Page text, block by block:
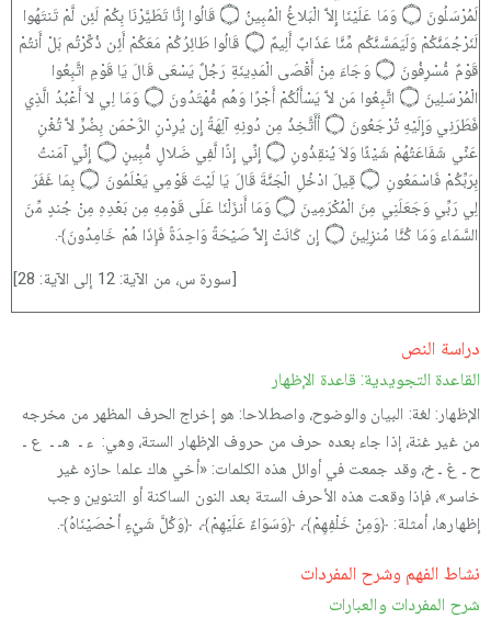
لَمُرْسَلُونَ ۝ وَمَا عَلَيْنَا إِلاَّ الْبَلاغُ الْمُبِينُ ۝ قَالُوا إِنَّا تَطَيَّرْنَا بِكُمْ لَئِن لَّمْ تَنتَهُوا
لَنَرْجُمَنَّكُمْ وَلَيَمَسَّنَّكُم مِّنَّا عَذَابٌ أَلِيمٌ ۝ قَالُوا طَائِرُكُمْ مَعَكُمْ أَئِن ذُكِّرْتُم بَلْ أَنتُمْ
قَوْمٌ مُّسْرِفُونَ ۝ وَجَاءَ مِنْ أَقْصَى الْمَدِينَةِ رَجُلٌ يَسْعَى قَالَ يَا قَوْمِ اتَّبِعُوا
الْمُرْسَلِينَ ۝ اتَّبِعُوا مَن لاَّ يَسْأَلُكُمْ أَجْرًا وَهُم مُّهْتَدُونَ ۝ وَمَا لِي لاَ أَعْبُدُ الَّذِي
فَطَرَنِي وَإِلَيْهِ تُرْجَعُونَ ۝ أَأَتَّخِذُ مِن دُونِهِ آلِهَةً إِن يُرِدْنِ الرَّحْمَن بِضُرٍّ لاَّ تُغْنِ
عَنِّي شَفَاعَتُهُمْ شَيْئًا وَلاَ يُنقِذُونِ ۝ إِنِّي إِذًا لَّفِي ضَلالٍ مُّبِينٍ ۝ إِنِّي آمَنتُ
بِرَبِّكُمْ فَاسْمَعُونِ ۝ قِيلَ ادْخُلِ الْجَنَّةَ قَالَ يَا لَيْتَ قَوْمِي يَعْلَمُونَ ۝ بِمَا غَفَرَ
لِي رَبِّي وَجَعَلَنِي مِنَ الْمُكْرَمِينَ ۝ وَمَا أَنزَلْنَا عَلَى قَوْمِهِ مِن بَعْدِهِ مِنْ جُندٍ مِّنَ
السَّمَاء وَمَا كُنَّا مُنزِلِينَ ۝ إِن كَانَتْ إِلاَّ صَيْحَةً وَاحِدَةً فَإِذَا هُمْ خَامِدُونَ﴾.
[سورة س، من الآية: 12 إلى الآية: 28]
دراسة النص
القاعدة التجويدية: قاعدة الإظهار
الإظهار: لغة: البيان والوضوح، واصطلاحا: هو إخراج الحرف المظهر من مخرجه
من غير غنة، إذا جاء بعده حرف من حروف الإظهار الستة، وهي: ء ـ هـ ـ ع ـ
ح ـ غ ـ خ، وقد جمعت في أوائل هذه الكلمات: «أخي هاك علما حازه غير
خاسر»، فإذا وقعت هذه الأحرف الستة بعد النون الساكنة أو التنوين وجب
إظهارها، أمثلة: ﴿وَمِنْ خَلْفِهِمْ﴾، ﴿وَسَوَاءٌ عَلَيْهِمْ﴾، ﴿وَكُلَّ شَيْءٍ أحْصَيْنَاهُ﴾.
نشاط الفهم وشرح المفردات
شرح المفردات والعبارات